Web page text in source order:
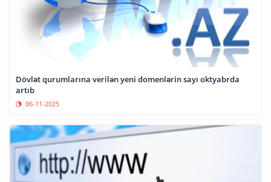
Dövlət qurumlarına verilən yeni domenlərin sayı oktyabrda
artıb
06-11-2025